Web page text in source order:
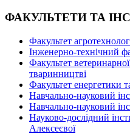
ФАКУЛЬТЕТИ ТА
Факультет
Інженерно-технічний
Факультет
тваринництві
Факультет енергетики
Навчально-науковий
Навчально-науковий
Науково-дослідний
Алексеєвої